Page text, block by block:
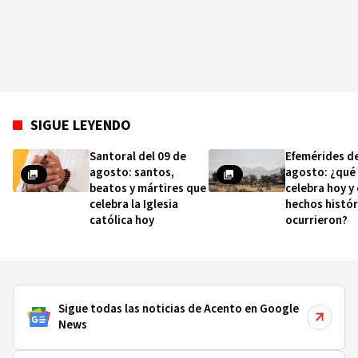
SIGUE LEYENDO
Santoral del 09 de
agosto: santos,
beatos y mártires que
celebra la Iglesia
católica hoy
Efemérides
agosto: ¿qué
celebra hoy y
hechos
ocurrieron?
Sigue todas las noticias de Acento en Google
News